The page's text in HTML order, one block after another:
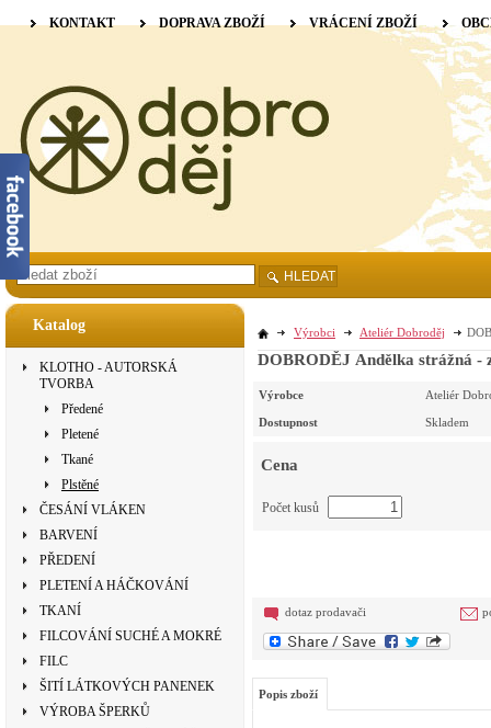
Katalog
KLOTHO - AUTORSKÁ
TVORBA
Předené
Pletené
Tkané
Plstěné
ČESÁNÍ VLÁKEN
BARVENÍ
PŘEDENÍ
PLETENÍ A HÁČKOVÁNÍ
TKANÍ
FILCOVÁNÍ SUCHÉ A MOKRÉ
FILC
ŠITÍ LÁTKOVÝCH PANENEK
VÝROBA ŠPERKŮ
Výrobci Ateliér Dobroděj
DOBRODĚJ Andělka strážná -
Výrobce Ateliér
Dostupnost Skladem
Cena
Počet kusů
dotaz prodavači
Popis zboží
KONTAKT DOPRAVA ZBOŽÍ VRÁCENÍ ZBOŽÍ
HLEDAT